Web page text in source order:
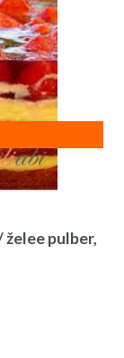
pulber,